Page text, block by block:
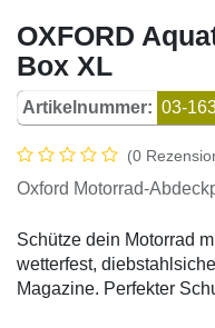
OXFORD
Box XL
Artikelnummer: 03-
(0
Oxford Motorrad-
Schütze dein Motorrad
wetterfest,
Magazine. Perfekter